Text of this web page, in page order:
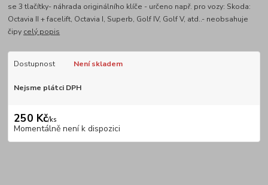
se 3 tlačítky- náhrada originálního klíče - určeno např. pro vozy: Skoda:
Octavia II + facelift, Octavia I, Superb, Golf IV, Golf V, atd..- neobsahuje
čipy celý popis
Dostupnost Není skladem
Nejsme plátci DPH
250 Kč/ks
Momentálně není k dispozici